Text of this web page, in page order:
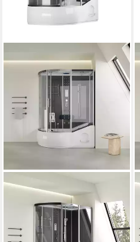
HOME DELUXE
Eckdusche Duschkabine
ALLIN 2IN1 - Schwarz Rechts
1.549,00 € UVP 1.899,00 €
-18%